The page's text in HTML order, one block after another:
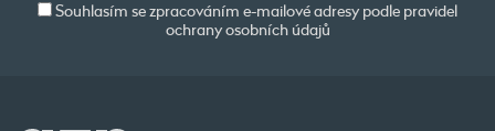
Souhlasím se zpracováním e-mailové adresy podle pravidel
ochrany osobních údajů